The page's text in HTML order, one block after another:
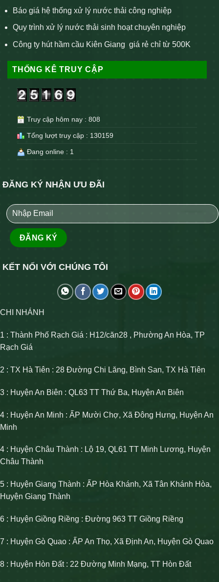
Báo giá hệ thống xử lý nước thải công nghiệp
Quy trình xử lý nước thải sinh hoạt chuyên nghiệp
Công ty hút hầm cầu Kiên Giang giá rẻ chỉ từ 500K
THỐNG KÊ TRUY CẬP
Truy cập hôm nay : 808
Tổng lượt truy cập : 130159
Đang online : 1
ĐĂNG KÝ NHẬN ƯU ĐÃI
KẾT NỐI VỚI CHÚNG TÔI
CHI NHÁNH
1 : Thành Phố Rạch Giá : H12/căn28 , Phường An Hòa, TP
Rạch Giá
2 : TX Hà Tiên : 28 Đường Chi Lăng, Bình San, TX Hà Tiên
3 : Huyện An Biên : QL63 TT Thứ Ba, Huyện An Biên
4 : Huyện An Minh : ẤP Mười Chợ, Xã Đông Hưng, Huyện An
Minh
4 : Huyện Châu Thành : Lộ 19, QL61 TT Minh Lương, Huyện
Châu Thành
5 : Huyện Giang Thành : ẤP Hòa Khánh, Xã Tân Khánh Hòa,
Huyện Giang Thành
6 : Huyện Giồng Riềng : Đường 963 TT Giồng Riềng
7 : Huyện Gò Quao : ẤP An Thọ, Xã Định An, Huyện Gò Quao
8 : Huyện Hòn Đất : 22 Đường Minh Mạng, TT Hòn Đất